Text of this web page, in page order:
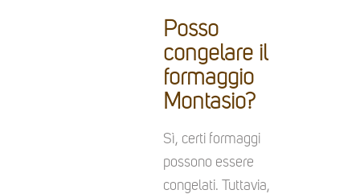
Posso
congelare il
formaggio
Montasio?
Sì, certi formaggi
possono essere
congelati. Tuttavia,